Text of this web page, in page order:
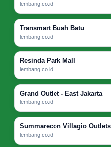
lembang.co.id
Transmart Buah Batu
lembang.co.id
Resinda Park Mall
lembang.co.id
Grand Outlet - East Jakarta
lembang.co.id
Summarecon Villagio Outlets
lembang.co.id